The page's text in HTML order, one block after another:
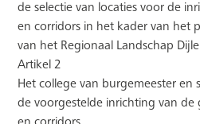
de selectie van locaties voor de
en corridors in het kader van het
van het Regionaal Landschap
Artikel 2
Het college van burgemeester en
de voorgestelde inrichting van de